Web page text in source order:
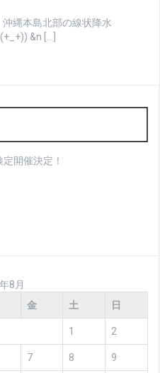
縄本島北部の線状降水
&n […]
開催決定！
8月
金 土 日
1 2
7 8 9